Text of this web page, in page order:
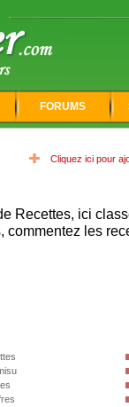
FORUMS
Cliquez ici pour
Recettes, ici
les